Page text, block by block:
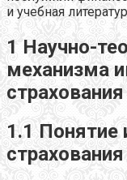
и учебная
1 Научно-
механизма
1.1 Понятие
страхования